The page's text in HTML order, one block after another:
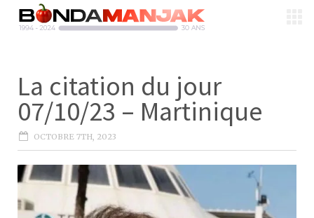
La citation du jour
07/10/23 – Martinique
OCTOBRE 7TH, 2023